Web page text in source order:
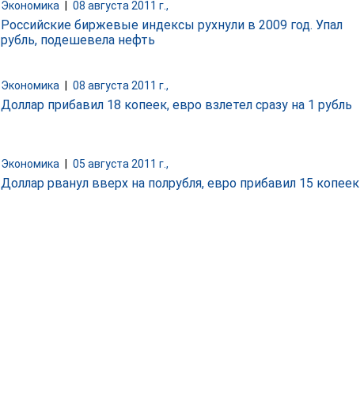
Экономика 08 августа 2011 г.,
Российские биржевые индексы рухнули в 2009 год. Упал
рубль, подешевела нефть
Экономика | 08 августа 2011 г.,
Доллар прибавил 18 копеек, евро взлетел сразу на 1 рубль
Экономика | 05 августа 2011 г.,
Доллар рванул вверх на полрубля, евро прибавил 15 копеек